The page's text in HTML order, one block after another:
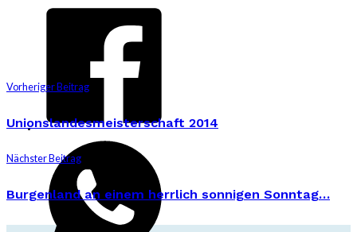
Vorheriger Beitrag
Unionslandesmeisterschaft 2014
Nächster Beitrag
Burgenland an einem herrlich sonnigen Sonntag…